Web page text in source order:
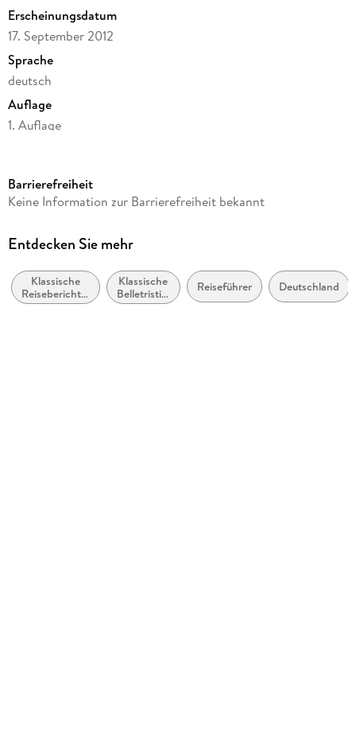
Erscheinungsdatum
17. September 2012
Sprache
deutsch
Auflage
1. Auflage
Reihe
Autor/Autorin
Herausgegeben von
Gotthard Erler, Rudolf Mingau
Barrierefreiheit
Keine Information zur Barrierefreiheit bekannt
Entdecken Sie mehr
Klassische
Reiseberichte,
Reiseliteratur
Klassische
Belletristik:
allgemein
Reiseführer Deutschland